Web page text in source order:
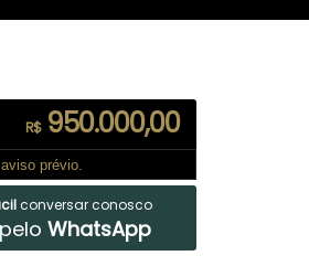
R$950.000,00
prévio.
conversar conosco
WhatsApp